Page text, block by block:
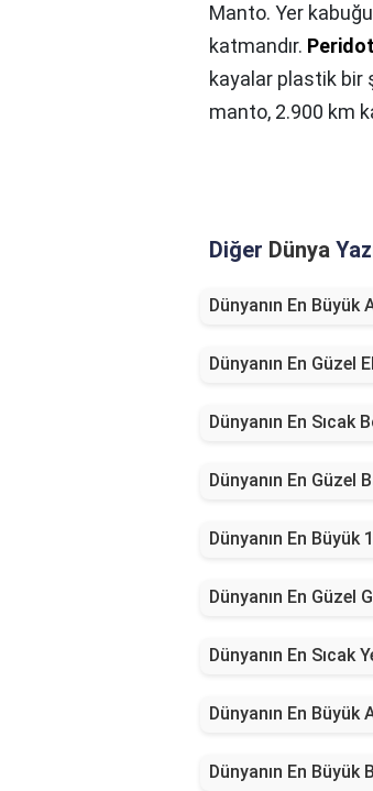
Manto. Yer
katmandır.
kayalar plastik bir
manto, 2.900 km
Diğer Dünya
Dünyanın En Büyük
Dünyanın En Güzel
Dünyanın En Sıcak
Dünyanın En Güzel
Dünyanın En Büyük
Dünyanın En Güzel
Dünyanın En Sıcak
Dünyanın En Büyük
Dünyanın En Büyük